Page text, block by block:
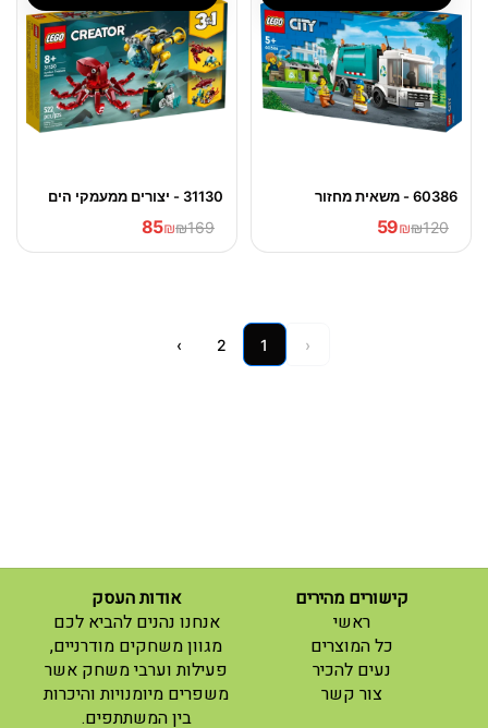
60386 - משאית מחזור
₪120
₪
59
31130 - יצורים ממעמקי הים
₪169
₪
85
‹
1
2
›
קישורים מהירים
ראשי
(current)
כל המוצרים
נעים להכיר
צור קשר
(current)
אודות העסק
אנחנו נהנים להביא לכם
מגוון משחקים מודרניים,
פעילות וערבי משחק אשר
משפרים מיומנויות והיכרות
בין המשתתפים.